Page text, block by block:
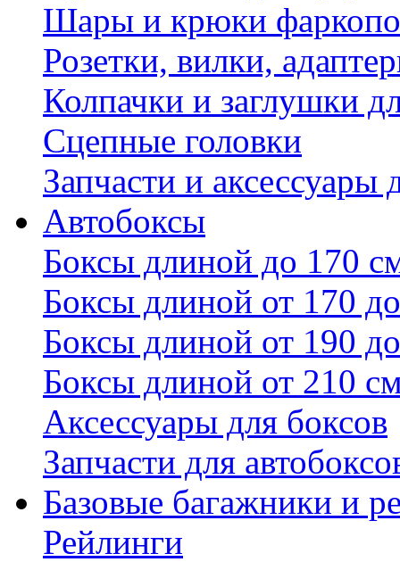
Шары и крюки
Розетки, вилки,
Колпачки и заглушки
Сцепные головки
Запчасти и аксессуары
Автобоксы
Боксы длиной до 170
Боксы длиной от 170
Боксы длиной от 190
Боксы длиной от 210
Аксессуары для боксов
Запчасти для
Базовые багажники и
Рейлинги